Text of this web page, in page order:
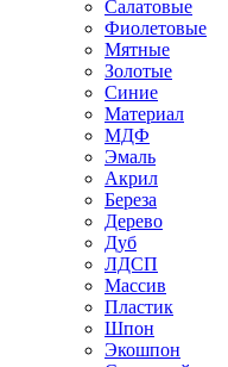
Салатовые
Фиолетовые
Мятные
Золотые
Синие
Материал
МДФ
Эмаль
Акрил
Береза
Дерево
Дуб
ЛДСП
Массив
Пластик
Шпон
Экошпон